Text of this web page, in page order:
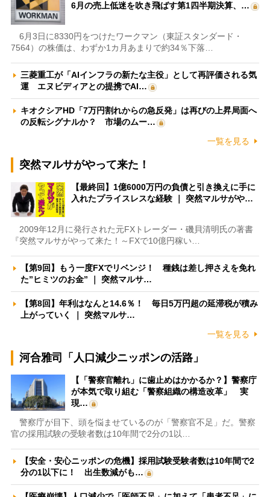
6月の売上低迷を吹き飛ばす第1四半期決算、…
6月3日に8330円をつけたワークマン（東証スタンダード・
7564）の株価は、わずか1カ月あまりで約34％下落…
三菱重工が「AIインフラの新たな主役」として再評価される気
運 エヌビディアとの提携でAI…
キオクシアHD「7万円割れからの急反発」は再びの上昇局面へ
の反転シグナルか？ 市場のムー…
一覧を見る
突然マルサがやって来た！
【最終回】1億6000万円の負債と引き換えに手に
入れたプライスレスな経験 ｜ 突然マルサがや…
2009年12月に発行された元FXトレーダー・磯貝清明氏の著書
『突然マルサがやって来た！～FXで10億円稼い…
【第9回】もう一度FXでリベンジ！ 種銭は差し押さえを免れ
た”ヒミツのお金” ｜ 突然マルサ…
【第8回】年利はなんと14.6％！ 毎日5万円超の延滞税が積み
上がっていく ｜ 突然マルサ…
一覧を見る
河合雅司「人口減少ニッポンの活路」
【「警察官離れ」に歯止めはかかるか？】警察庁
が本気で取り組む「警察組織の構造改革」 実
現…
警察庁が目下、頭を悩ませているのが「警察官不足」だ。警察
官の採用試験の受験者数は10年間で2分の1以…
【安全・安心ニッポンの危機】採用試験受験者数は10年間で2
分の1以下に！ 出生数減がも…